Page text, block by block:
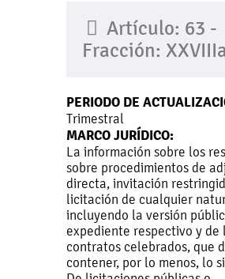
Artículo: 63 -
Fracción:
PERIODO DE
Trimestral
MARCO JURÍDICO:
La información sobre los
sobre procedimientos de
directa, invitación
licitación de cualquier
incluyendo la versión
expediente respectivo y de
contratos celebrados, que
contener, por lo menos, lo